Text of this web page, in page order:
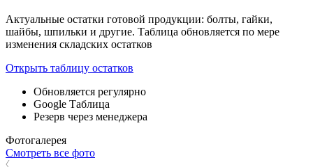
Актуальные остатки готовой продукции: болты, гайки,
шайбы, шпильки и другие. Таблица обновляется по мере
изменения складских остатков
Открыть таблицу остатков
Обновляется регулярно
Google Таблица
Резерв через менеджера
Фотогалерея
Смотреть все фото